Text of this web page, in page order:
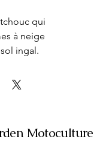
qui
à neige
ingal.
Motoculture